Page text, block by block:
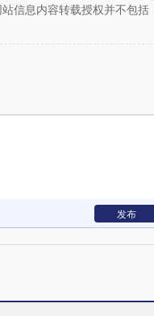
信息内容转载授权并不包括
发布